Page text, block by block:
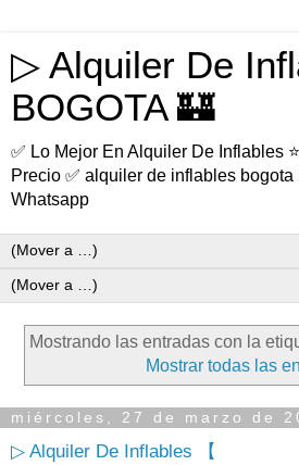
▷ Alquiler De
BOGOTA 🏰
✅ Lo Mejor En Alquiler De Inflables
Precio ✅ alquiler de inflables bogota
Whatsapp
Mostrando las entradas con la
Mostrar todas las
miércoles, 27 de marzo de
▷ Alquiler De Inflables 【